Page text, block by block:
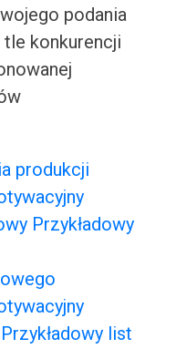
podania
konkurencji
produkcji
Przykładowy
list